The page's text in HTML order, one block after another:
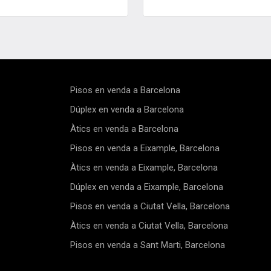
trobem l'espai de la sala
el menjador. Compta amb
oberta equipada amb
pel passadís principal,
que condueix al primer
bany té acabats bonics i una
dutxa. Després, tenim
individual amb armaris
com a despatx.
En entrar-hi, trobem un petit
dóna accés a un bany
distribució oberta i lluminosa
electrodomèstics moderns,
accés a un petit balcó per
situada a la part posterior, és
tranquil. El bany és modern i
completament equipat.Un
atractius és l'accés a una
pis. Un espai exterior molt poc
vistes espectaculars dels
llegir o veure la posta de sol.El
Pisos en venda a Barcelona
Dúplex en venda a Barcelona
Àtics en venda a Barcelona
Pisos en venda a Eixample, Barcelona
Àtics en venda a Eixample, Barcelona
Dúplex en venda a Eixample, Barcelona
Pisos en venda a Ciutat Vella, Barcelona
Àtics en venda a Ciutat Vella, Barcelona
Pisos en venda a Sant Marti, Barcelona